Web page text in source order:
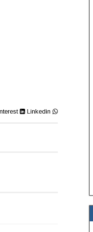
Linkedin